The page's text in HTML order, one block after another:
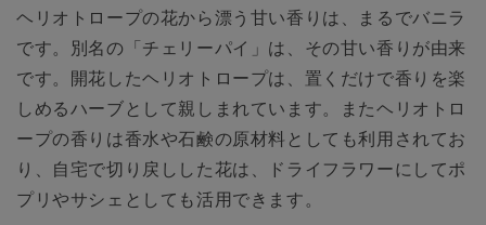
ヘリオトロープの花から漂う甘い香りは、まるでバニラ
です。別名の「チェリーパイ」は、その甘い香りが由来
です。開花したヘリオトロープは、置くだけで香りを楽
しめるハーブとして親しまれています。またヘリオトロ
ープの香りは香水や石鹸の原材料としても利用されてお
り、自宅で切り戻しした花は、ドライフラワーにしてポ
プリやサシェとしても活用できます。